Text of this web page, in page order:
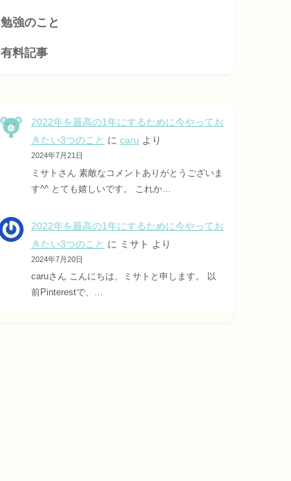
勉強のこと
有料記事
2022年を最高の1年にするために今やってお
きたい3つのこと に caru より
2024年7月21日
ミサトさん 素敵なコメントありがとうございま
す^^ とても嬉しいです。 これか…
2022年を最高の1年にするために今やってお
きたい3つのこと に ミサト より
2024年7月20日
caruさん こんにちは、ミサトと申します。 以
前Pinterestで、…